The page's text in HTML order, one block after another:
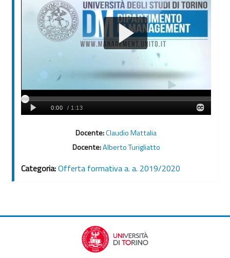
Docente:Claudio Mattalia
Docente:Alberto Turigliatto
Categoria:Offerta formativa a. a. 2019/2020